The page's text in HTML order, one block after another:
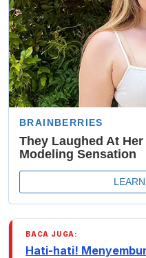
BACA JUGA:
Hati-hati!